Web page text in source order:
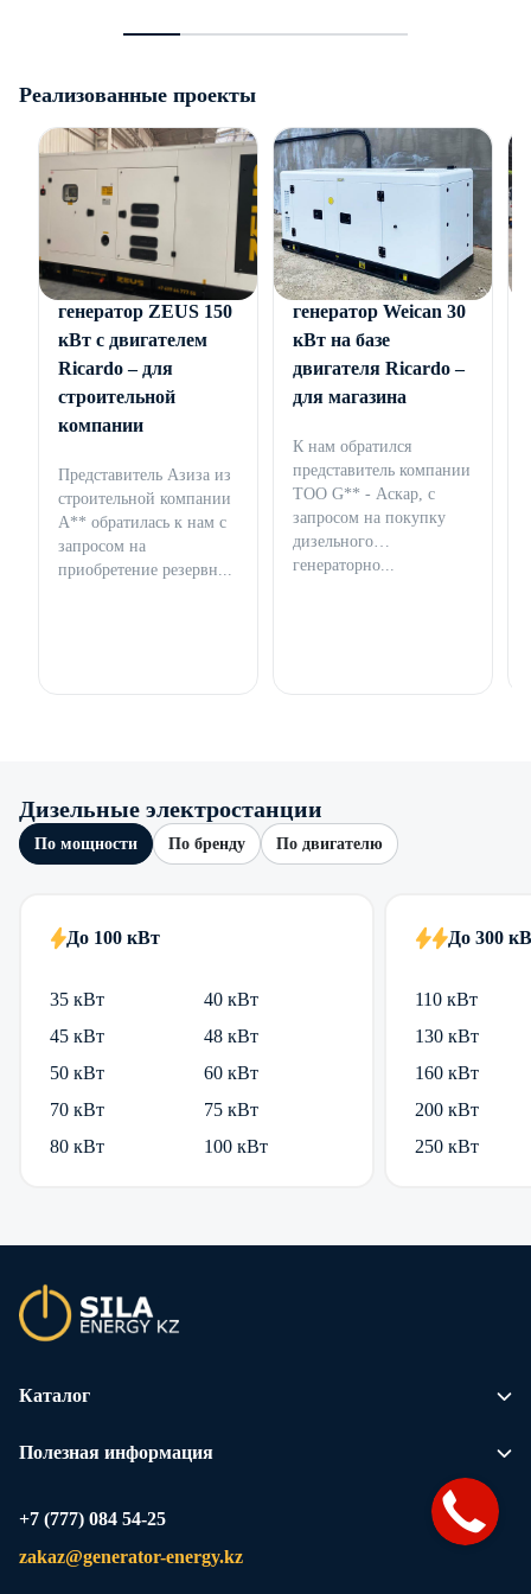
Реализованные проекты
Дизельный
генератор ZEUS 150
кВт с двигателем
Ricardo – для
строительной
компании
Представитель Азиза из
строительной компании
А** обратилась к нам с
запросом на
приобретение резервн...
Дизельный
генератор Weican 30
кВт на базе
двигателя Ricardo –
для магазина
К нам обратился
представитель компании
ТОО G** - Аскар, с
запросом на покупку
дизельного
генераторно...
Дизельные электростанции
По мощности По бренду По двигателю
До 100 кВт
35 кВт
40 кВт
45 кВт
48 кВт
50 кВт
60 кВт
70 кВт
75 кВт
80 кВт
100 кВт
До 300
110 кВт
130 кВт
160 кВт
200 кВт
250 кВт
Каталог
Полезная информация
+7 (777) 084 54-25
zakaz@generator-energy.kz